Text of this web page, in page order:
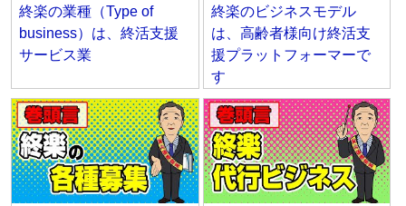
終楽の業種（Type of
business）は、終活支援
サービス業
終楽のビジネスモデル
は、高齢者様向け終活支
援プラットフォーマーで
す